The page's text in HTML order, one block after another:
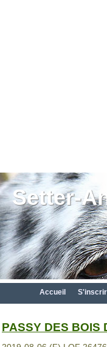
Setter-
Accueil
PASSY DES BOIS